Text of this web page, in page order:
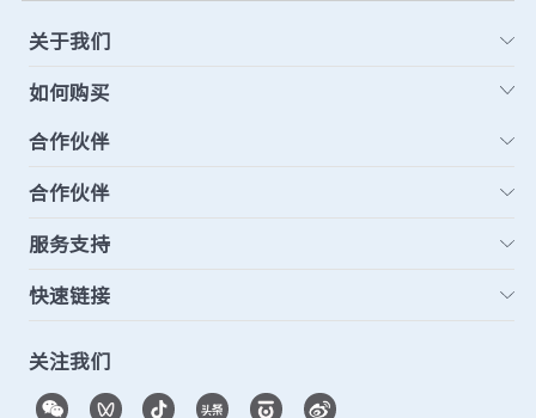
关于我们
如何购买
合作伙伴
合作伙伴
服务支持
快速链接
关注我们